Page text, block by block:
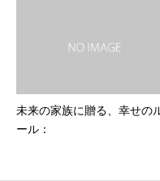
未来の家族に贈る、幸せの
ール：